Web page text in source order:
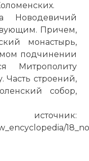
.
Новодевичий
Причем,
монастырь,
подчинении
Митрополиту
. Часть строений,
собор,